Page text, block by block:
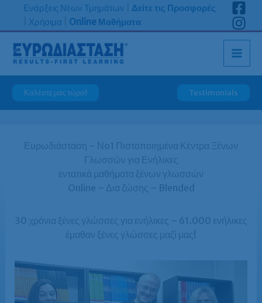
Μετάβαση
περιεχόμενο
Ενάρξεις Νέων Τμημάτων
Δείτε τις Προσφορές
Χρήσιμα Online Μαθήματα
Καλέστε μας τώρα! Testimonials
Ευρωδιάσταση – Νo1 Πιστοποιημένα Κέντρα Ξένων
Γλωσσών για Ενήλικες
εντατικά μαθήματα ξένων γλωσσών
Online – Δια ζώσης – Blended
30 χρόνια ξένες γλώσσες για ενήλικες – 61.000 ενήλικες
έμαθαν ξένες γλώσσες μαζί μας!